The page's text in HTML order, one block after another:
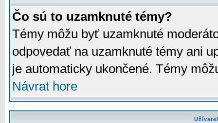
Čo sú to uzamknuté témy?
Témy môžu byť uzamknuté
odpovedať na uzamknuté témy ani
je automaticky ukončené. Témy
Návrat hore